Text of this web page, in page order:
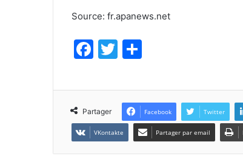
Source: fr.apanews.net
F
c
e
b
o
T
itt
er
ta
g
er
Partager Facebook Twitter
VKontakte Partager par email